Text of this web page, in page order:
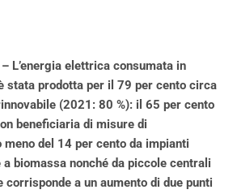
L’energia elettrica consumata in
stata prodotta per il 79 per cento circa
(2021: 80 %): il 65 per cento
beneficiaria di misure di
meno del 14 per cento da impianti
biomassa nonché da piccole centrali
a un aumento di due punti